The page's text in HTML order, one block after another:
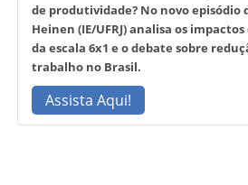
de produtividade? No novo episódio
Heinen (IE/UFRJ) analisa os
da escala 6x1 e o debate sobre
trabalho no Brasil.
Assista Aqui!